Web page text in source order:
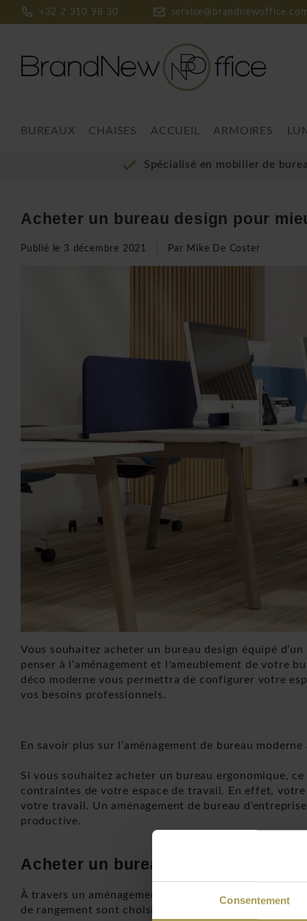
Consentement
+32 2 310 98 30
BUREAUX CHAISES ACCUEIL ARMOIRES
Spécialisé en mobilier de
Acheter un bureau design pour
Publié le 3 décembre 2021 Par Mike De Coster
Vous souhaitez acheter un bureau design équipé
penser à l’aménagement et l'ameublement de votre
déco moderne vous permettra de configurer votre
vos besoins professionnels.
En savoir plus sur l’aménagement de bureau
Si vous souhaitez acheter un bureau ergonomique,
contraintes de votre espace de travail. En effet,
votre travail. Un aménagement de bureau
productive.
Acheter un bureau design vous
À travers un aménagement de bureau d’entreprise
de rangement sont choisis spécialement pour rendre